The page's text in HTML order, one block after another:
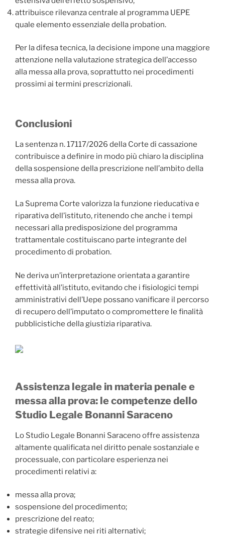
attribuisce rilevanza centrale al programma UEPE
quale elemento essenziale della probation.
Per la difesa tecnica, la decisione impone una maggiore
attenzione nella valutazione strategica dell’accesso
alla messa alla prova, soprattutto nei procedimenti
prossimi ai termini prescrizionali.
Conclusioni
La sentenza n. 17117/2026 della Corte di cassazione
contribuisce a definire in modo più chiaro la disciplina
della sospensione della prescrizione nell’ambito della
messa alla prova.
La Suprema Corte valorizza la funzione rieducativa e
riparativa dell’istituto, ritenendo che anche i tempi
necessari alla predisposizione del programma
trattamentale costituiscano parte integrante del
procedimento di probation.
Ne deriva un’interpretazione orientata a garantire
effettività all’istituto, evitando che i fisiologici tempi
amministrativi dell’Uepe possano vanificare il percorso
di recupero dell’imputato o compromettere le finalità
pubblicistiche della giustizia riparativa.
Assistenza legale in materia penale e
messa alla prova: le competenze dello
Studio Legale Bonanni Saraceno
Lo Studio Legale Bonanni Saraceno offre assistenza
altamente qualificata nel diritto penale sostanziale e
processuale, con particolare esperienza nei
procedimenti relativi a:
messa alla prova;
sospensione del procedimento;
prescrizione del reato;
strategie difensive nei riti alternativi;